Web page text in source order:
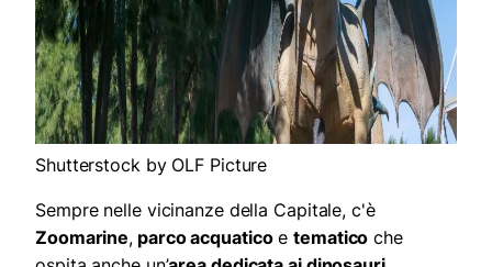
Shutterstock by OLF Picture
Sempre nelle vicinanze della Capitale, c'è
Zoomarine, parco acquaticoetematico che